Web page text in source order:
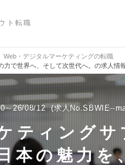
ト転職
Web・デジタルマーケティングの転職
力で世界へ、そして次世代へ。の求人情
～26/08/12 求人No.SBWIE--
ティング
本の魅力を